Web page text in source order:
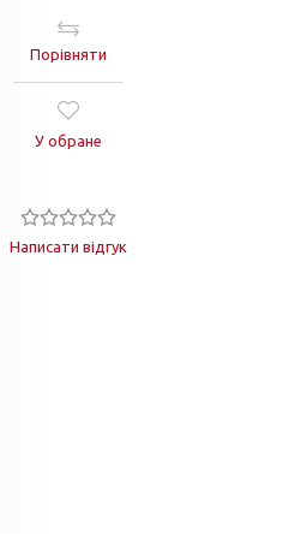
Порівняти
У обране
Написати відгук